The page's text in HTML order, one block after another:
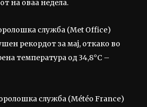
на оваа недела.
служба (Met Office)
рекордот за мај, откако во
температура од 34,8°C –
служба (Météo France)